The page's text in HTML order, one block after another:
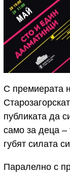
С премиерата
публиката да
само за деца –
губят силата
Паралелно с